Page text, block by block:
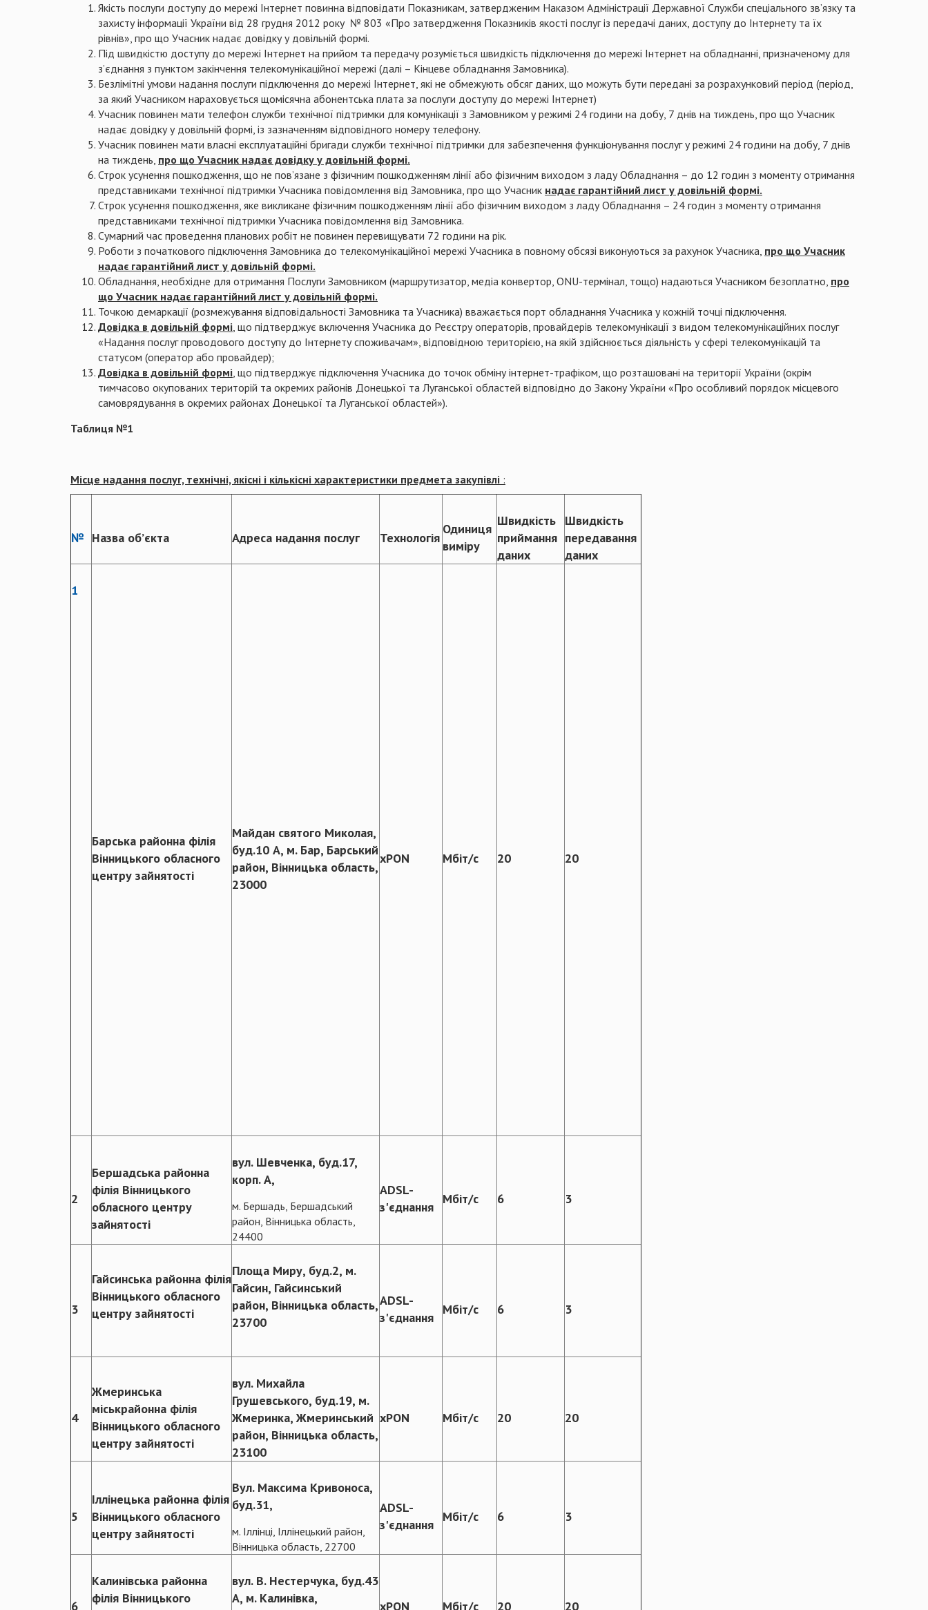
Якість послуги доступу до мережі Інтернет повинна відповідати Показникам, затвердженим Наказом Адміністрації Державної Служби спеціального зв’язку та
захисту інформації України від 28 грудня 2012 року № 803 «Про затвердження Показників якості послуг із передачі даних, доступу до Інтернету та їх
рівнів», про що Учасник надає довідку у довільній формі.
Під швидкістю доступу до мережі Інтернет на прийом та передачу розуміється швидкість підключення до мережі Інтернет на обладнанні, призначеному для
з’єднання з пунктом закінчення телекомунікаційної мережі (далі – Кінцеве обладнання Замовника).
Безлімітні умови надання послуги підключення до мережі Інтернет, які не обмежують обсяг даних, що можуть бути передані за розрахунковий період (період,
за який Учасником нараховується щомісячна абонентська плата за послуги доступу до мережі Інтернет)
Учасник повинен мати телефон служби технічної підтримки для комунікації з Замовником у режимі 24 години на добу, 7 днів на тиждень, про що Учасник
надає довідку у довільній формі, із зазначенням відповідного номеру телефону.
Учасник повинен мати власні експлуатаційні бригади служби технічної підтримки для забезпечення функціонування послуг у режимі 24 години на добу, 7 днів
на тиждень, про що Учасник надає довідку у довільній формі.
Строк усунення пошкодження, що не пов’язане з фізичним пошкодженням лінії або фізичним виходом з ладу Обладнання – до 12 годин з моменту отримання
представниками технічної підтримки Учасника повідомлення від Замовника, про що Учасник надає гарантійний лист у довільній формі.
Строк усунення пошкодження, яке викликане фізичним пошкодженням лінії або фізичним виходом з ладу Обладнання – 24 годин з моменту отримання
представниками технічної підтримки Учасника повідомлення від Замовника.
Сумарний час проведення планових робіт не повинен перевищувати 72 години на рік.
Роботи з початкового підключення Замовника до телекомунікаційної мережі Учасника в повному обсязі виконуються за рахунок Учасника, про що Учасник
надає гарантійний лист у довільній формі.
Обладнання, необхідне для отримання Послуги Замовником (маршрутизатор, медіа конвертор, ONU-термінал, тощо) надаються Учасником безоплатно, про
що Учасник надає гарантійний лист у довільній формі.
Точкою демаркації (розмежування відповідальності Замовника та Учасника) вважається порт обладнання Учасника у кожній точці підключення.
Довідка в довільній формі, що підтверджує включення Учасника до Реєстру операторів, провайдерів телекомунікації з видом телекомунікаційних послуг
«Надання послуг проводового доступу до Інтернету споживачам», відповідною територією, на якій здійснюється діяльність у сфері телекомунікацій та
статусом (оператор або провайдер);
Довідка в довільній формі, що підтверджує підключення Учасника до точок обміну інтернет-трафіком, що розташовані на території України (окрім
тимчасово окупованих територій та окремих районів Донецької та Луганської областей відповідно до Закону України «Про особливий порядок місцевого
самоврядування в окремих районах Донецької та Луганської областей»).
Таблиця №1
Місце надання послуг, технічні, якісні і кількісні характеристики предмета закупівлі :
№ Назва об’єкта Адреса надання послуг Технологія
Одиниця
виміру
Швидкість
приймання
даних
Швидкість
передавання
даних
1
Барська районна філія
Вінницького обласного
центру зайнятості
Майдан святого Миколая,
буд.10 А, м. Бар, Барський
район, Вінницька область,
23000
xPON Мбіт/с 20 20
2
Бершадська районна
філія Вінницького
обласного центру
зайнятості
вул. Шевченка, буд.17,
корп. А,
м. Бершадь, Бершадський
район, Вінницька область,
24400
ADSL-
з'єднання
Мбіт/с 6 3
3
Гайсинська районна філія
Вінницького обласного
центру зайнятості
Площа Миру, буд.2, м.
Гайсин, Гайсинський
район, Вінницька область,
23700
ADSL-
з'єднання
Мбіт/с 6 3
4
Жмеринська
міськрайонна філія
Вінницького обласного
центру зайнятості
вул. Михайла
Грушевського, буд.19, м.
Жмеринка, Жмеринський
район, Вінницька область,
23100
xPON Мбіт/с 20 20
5
Іллінецька районна філія
Вінницького обласного
центру зайнятості
Вул. Максима Кривоноса,
буд.31,
м. Іллінці, Іллінецький район,
Вінницька область, 22700
ADSL-
з'єднання
Мбіт/с 6 3
6
Калинівська районна
філія Вінницького
вул. В. Нестерчука, буд.43
А, м. Калинівка,
xPON Мбіт/с 20 20